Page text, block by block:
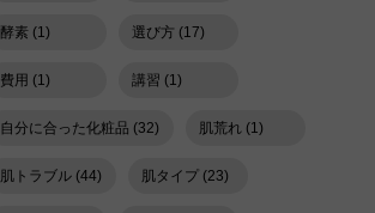
酵素 (1) 選び方 (17)
費用 (1) 講習 (1)
自分に合った化粧品 (32) 肌荒れ (1)
肌トラブル (44) 肌タイプ (23)